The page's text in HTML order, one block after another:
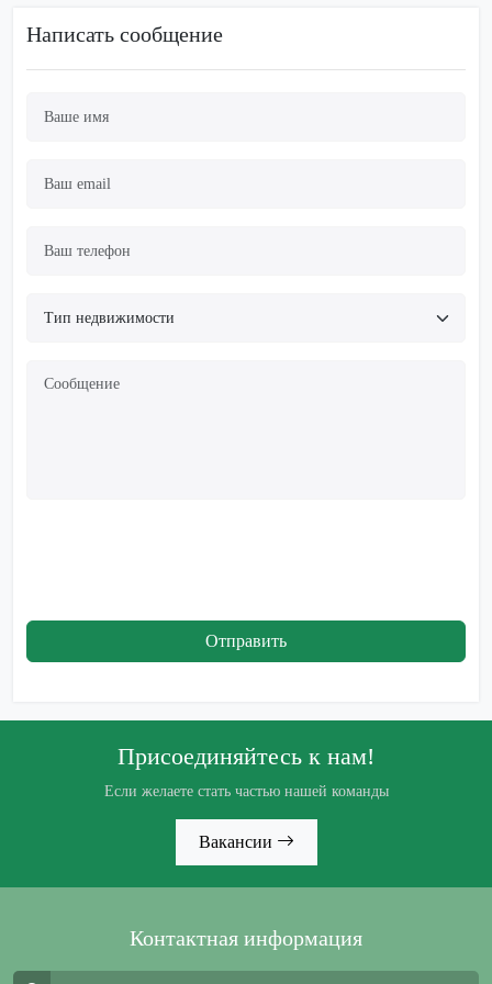
Написать сообщение
Отправить
Присоединяйтесь к нам!
Если желаете стать частью нашей команды
Вакансии
Контактная информация